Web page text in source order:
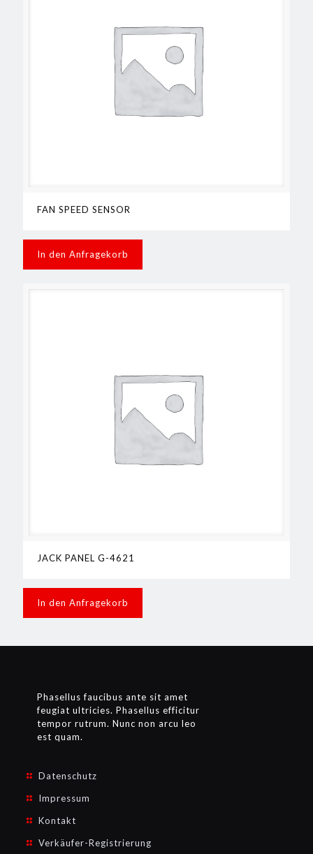
FAN SPEED SENSOR
In den Anfragekorb
JACK PANEL G-4621
In den Anfragekorb
Phasellus faucibus ante sit amet
feugiat ultricies. Phasellus efficitur
tempor rutrum. Nunc non arcu leo
est quam.
Datenschutz
Impressum
Kontakt
Verkäufer-Registrierung